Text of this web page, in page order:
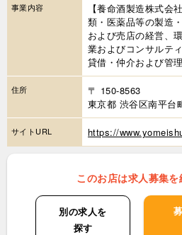
事業内容
【養命酒製造株式会
類・医薬品等の製造
および売店の経営、
業およびコンサルテ
貸借・仲介および管理
住所
〒 150-8563
東京都 渋谷区南平台
サイトURL https://
このお店は求人募集
別の求人を
探す